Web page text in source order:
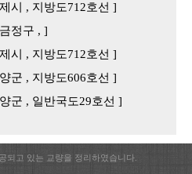
시 , 지방도712호선 ]
정구 , ]
시 , 지방도712호선 ]
군 , 지방도606호선 ]
군 , 일반국도29호선 ]
되고 있는 교량을 정리하였습니다.